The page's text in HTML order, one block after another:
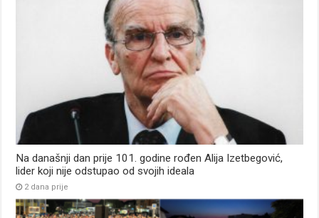
Na današnji dan prije 101. godine rođen Alija Izetbegović,
lider koji nije odstupao od svojih ideala
2 dana prije